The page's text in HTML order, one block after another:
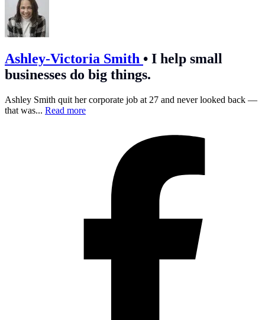
Ashley-Victoria Smith • I help small
businesses do big things.
Ashley Smith quit her corporate job at 27 and never looked back —
that was... Read more